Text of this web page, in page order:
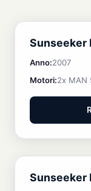
IN EVIDENZA
Sunseeker
Anno:2007
Motori:2x MAN
DISPONIBILE
Sunseeker